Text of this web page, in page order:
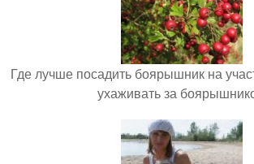
Где лучше посадить боярышник на
ухаживать за